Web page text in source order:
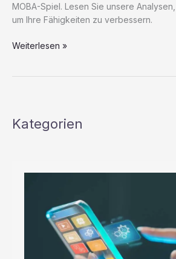
MOBA-Spiel. Lesen Sie unsere
um Ihre Fähigkeiten zu verbessern.
Dota
MOBA-
Weiterlesen »
Kategorien